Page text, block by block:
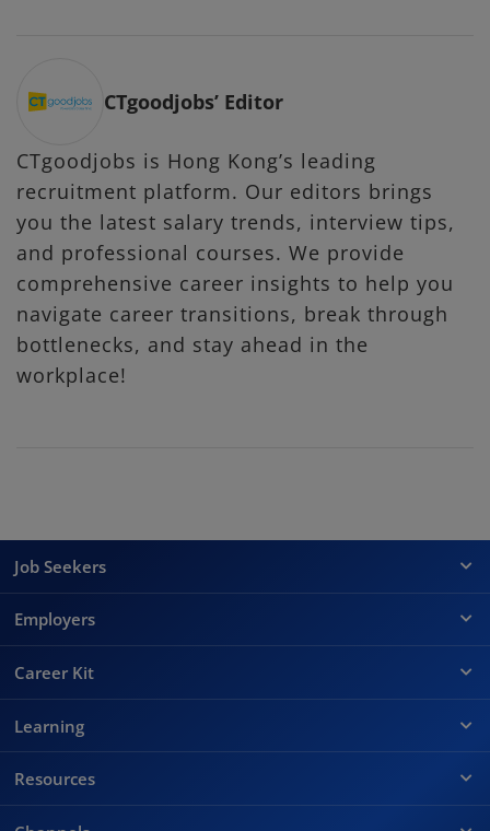
CTgoodjobs’ Editor
CTgoodjobs is Hong Kong’s leading
recruitment platform. Our editors brings
you the latest salary trends, interview tips,
and professional courses. We provide
comprehensive career insights to help you
navigate career transitions, break through
bottlenecks, and stay ahead in the
workplace!
Job Seekers
Employers
Career Kit
Learning
Resources